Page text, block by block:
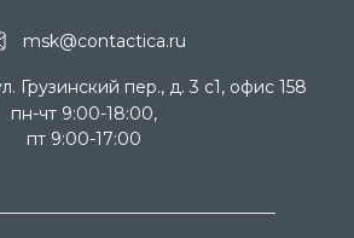
msk@contactica.ru
Грузинский пер., д. 3 c1, офис 158
пн-чт 9:00-18:00,
пт 9:00-17:00